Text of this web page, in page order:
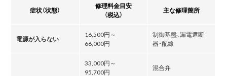
症状（状態）
修理料金目安
（税込）
主な修理箇所
電源が入らない
16,500円～
66,000円
制御基盤、漏電遮断
器・配線
33,000円～
95,700円
混合弁